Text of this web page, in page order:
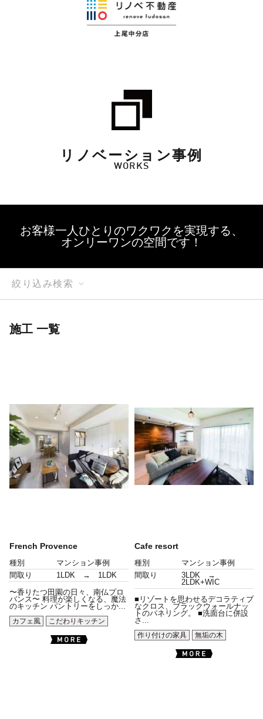
リノベーション事例
WORKS
お客様一人ひとりのワクワクを実現する、
オンリーワンの空間です！
絞り込み検索
施工 一覧
French Provence
種別
マンション事例
間取り
1LDK → 1LDK
〜香りたつ田園の日々、南仏プロ
バンス〜 料理が楽しくなる、魔法
のキッチン パントリーをしっか...
カフェ風
こだわりキッチン
Cafe resort
種別
マンション事例
間取り
3LDK →
2LDK+WIC
■リゾートを思わせるデコラティブ
なクロス、ブラックウォールナッ
トのパネリング。 ■洗面台に併設
さ...
作り付けの家具
無垢の木